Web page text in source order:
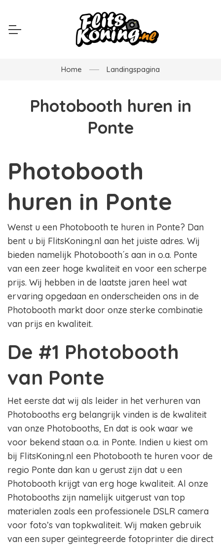
Home Landingspagina
Photobooth huren in
Ponte
Photobooth
huren in Ponte
Wenst u een Photobooth te huren in Ponte? Dan
bent u bij FlitsKoning.nl aan het juiste adres. Wij
bieden namelijk Photobooth´s aan in o.a. Ponte
van een zeer hoge kwaliteit en voor een scherpe
prijs. Wij hebben in de laatste jaren heel wat
ervaring opgedaan en onderscheiden ons in de
Photobooth markt door onze sterke combinatie
van prijs en kwaliteit.
De #1 Photobooth
van Ponte
Het eerste dat wij als leider in het verhuren van
Photobooths erg belangrijk vinden is de kwaliteit
van onze Photobooths, En dat is ook waar we
voor bekend staan o.a. in Ponte. Indien u kiest om
bij FlitsKoning.nl een Photobooth te huren voor de
regio Ponte dan kan u gerust zijn dat u een
Photobooth krijgt van erg hoge kwaliteit. Al onze
Photobooths zijn namelijk uitgerust van top
materialen zoals een professionele DSLR camera
voor foto’s van topkwaliteit. Wij maken gebruik
van een super geïntegreerde fotoprinter die direct